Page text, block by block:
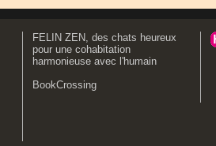
FELIN ZEN, des chats heureux
pour une cohabitation
harmonieuse avec l'humain
BookCrossing